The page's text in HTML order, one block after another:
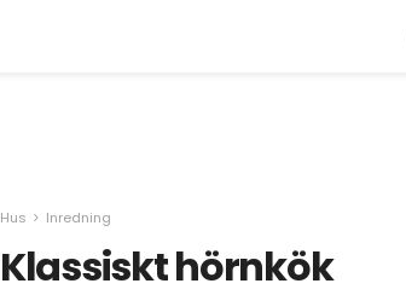
Hus Inredning
Klassiskt hörnkök